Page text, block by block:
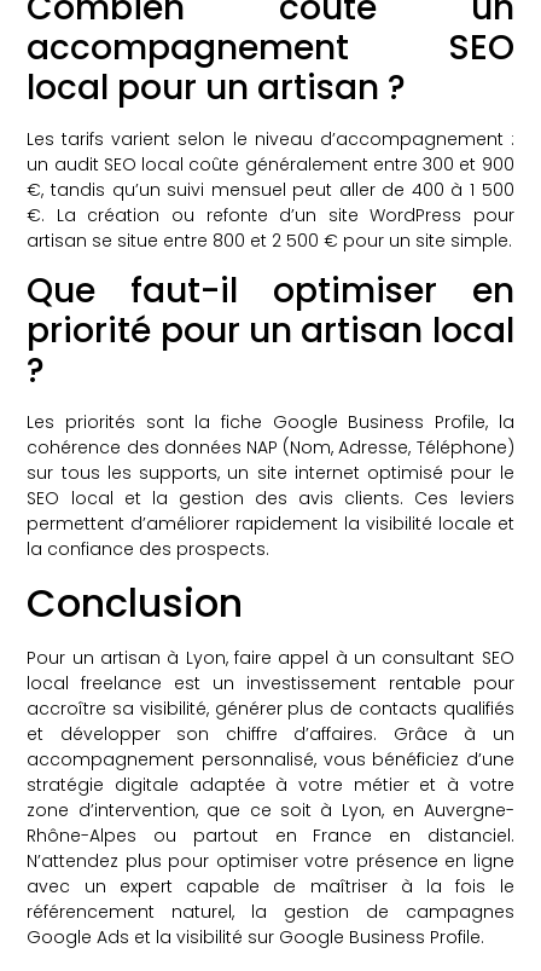
accompagnement SEO
local pour un artisan ?
Les tarifs varient selon le niveau d’accompagnement :
un audit SEO local coûte généralement entre 300 et 900
€, tandis qu’un suivi mensuel peut aller de 400 à 1 500
€. La création ou refonte d’un site WordPress pour
artisan se situe entre 800 et 2 500 € pour un site simple.
Que faut-il optimiser en
priorité pour un artisan local
?
Les priorités sont la fiche Google Business Profile, la
cohérence des données NAP (Nom, Adresse, Téléphone)
sur tous les supports, un site internet optimisé pour le
SEO local et la gestion des avis clients. Ces leviers
permettent d’améliorer rapidement la visibilité locale et
la confiance des prospects.
Conclusion
Pour un artisan à Lyon, faire appel à un consultant SEO
local freelance est un investissement rentable pour
accroître sa visibilité, générer plus de contacts qualifiés
et développer son chiffre d’affaires. Grâce à un
accompagnement personnalisé, vous bénéficiez d’une
stratégie digitale adaptée à votre métier et à votre
zone d’intervention, que ce soit à Lyon, en Auvergne-
Rhône-Alpes ou partout en France en distanciel.
N’attendez plus pour optimiser votre présence en ligne
avec un expert capable de maîtriser à la fois le
référencement naturel, la gestion de campagnes
Google Ads et la visibilité sur Google Business Profile.